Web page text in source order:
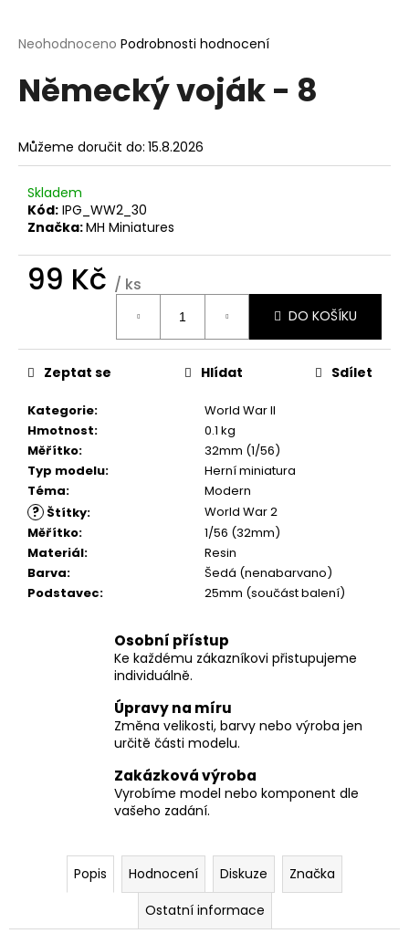
Průměrné
produktu
je
5
hvězdiček.
Neohodnoceno Podrobnosti hodnocení
Německý voják - 8
Můžeme doručit do: 15.8.2026
Skladem
Kód: IPG_WW2_30
Značka:MH Miniatures
99 Kč / ks
DO KOŠÍKU
Kategorie:
World War II
Hmotnost:
0.1 kg
Měřítko:
32mm (1/56)
Typ modelu:
Herní miniatura
Téma: Modern
? Štítky:
World War 2
Měřítko:
1/56 (32mm)
Materiál:
Resin
Barva:
Šedá (nenabarvano)
Podstavec: 25mm (součást balení)
Zeptat se Hlídat Sdílet
Osobní přístup
Ke každému zákazníkovi přistupujeme
individuálně.
Úpravy na míru
Změna velikosti, barvy nebo výroba jen
určitě části modelu.
Zakázková výroba
Vyrobíme model nebo komponent dle
vašeho zadání.
Popis Hodnocení Diskuze
Značka
Ostatní informace
j
t
D
o
č
u
e
m
e